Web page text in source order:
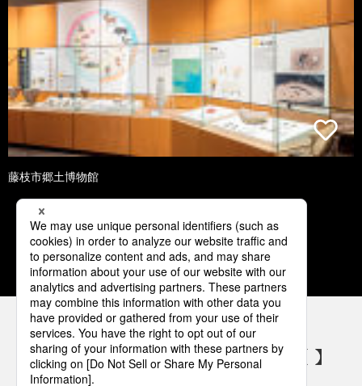
藤枝市郷土博物館
1 2 3 4 5
パナソニックの電気設備 SNSアカウント